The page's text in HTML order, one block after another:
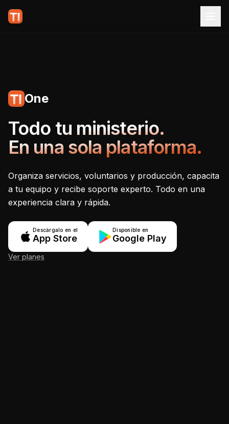
One
Tecnoiglesia One -
Todo tu ministerio.
En una sola plataforma.
Organiza servicios, voluntarios y producción, capacita
a tu equipo y recibe soporte experto. Todo en una
experiencia clara y rápida.
Descárgalo en el
App Store
Disponible en
Google Play
Ver planes